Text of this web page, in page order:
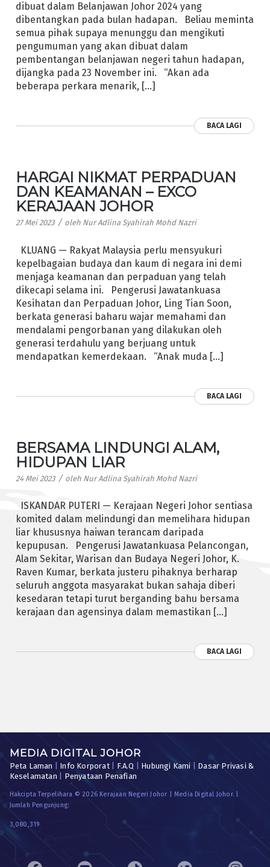
dibuat dalam Belanjawan Johor 2024 yang
dibentangkan pada bulan hadapan. Beliau meminta
semua pihak supaya menunggu dan mengikuti
pengumuman yang akan dibuat dalam
pembentangan belanjawan negeri tahun hadapan,
dijangka pada 23 November ini. “Akan ada
beberapa perkara menarik, […]
BACA LAGI
HARGAI NIKMAT PERPADUAN
DAN KEAMANAN – EXCO
KERAJAAN JOHOR
27 Mei 2023 / oleh Nur Adlina Syahirah Mohd Nazri
KLUANG — Rakyat Malaysia perlu mensyukuri
kepelbagaian budaya dan kaum di negara ini demi
menjaga keamanan dan perpaduan yang telah
dikecapi selama ini. Pengerusi Jawatankuasa
Kesihatan dan Perpaduan Johor, Ling Tian Soon,
berkata generasi baharu wajar memahami dan
mendalami pengorbanan yang dilakukan oleh
generasi terdahulu yang berjuang untuk
mendapatkan kemerdekaan. “Anak muda […]
BACA LAGI
BERSAMA LINDUNGI ALAM,
HIDUPAN LIAR
24 Mei 2023 / oleh Nur Adlina Syahirah Mohd Nazri
ISKANDAR PUTERI — Kerajaan Negeri Johor sentiasa
komited dalam melindungi dan memelihara hidupan
liar khususnya haiwan terancam daripada
kepupusan. Pengerusi Jawatankuasa Pelancongan,
Alam Sekitar, Warisan dan Budaya Negeri Johor, K.
Raven Kumar, berkata justeru pihaknya berharap
seluruh anggota masyarakat bukan sahaja diberi
kesedaran tetapi turut berganding bahu bersama
kerajaan dan agensinya dalam memastikan […]
BACA LAGI
MEDIA DIGITAL JOHOR
Peta Laman Info Korporat| F.A.Q Hubungi Kami
Dasar Privasi &
Keselamatan
Penyataan Penafian
Hakcipta Terpelihara © 2026 Kerajaan Negeri Johor | Media Digital Johor. |
Jumlah Pengunjung:
3,080,319